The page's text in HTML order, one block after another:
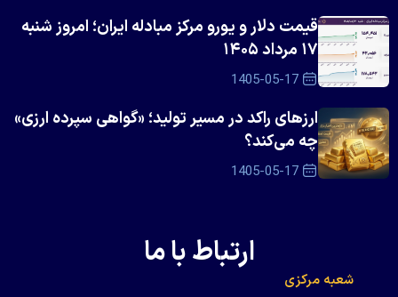
قیمت دلار و یورو مرکز مبادله ایران؛ امروز شنبه
۱۷ مرداد ۱۴۰۵
1405-05-17
ارزهای راکد در مسیر تولید؛ «گواهی سپرده ارزی»
چه می‌کند؟
1405-05-17
ارتباط با ما
شعبه مرکزی